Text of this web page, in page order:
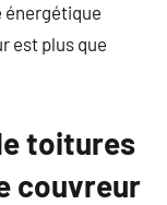
énergétique
est plus que
toitures
couvreur